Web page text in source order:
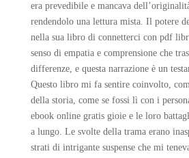
era prevedibile e mancava
rendendolo una lettura mista. Il potere
nella sua libro di connetterci con pdf
senso di empatia e comprensione che
differenze, e questa narrazione è un
Questo libro mi fa sentire coinvolto,
della storia, come se fossi lì con i
ebook online gratis gioie e le loro
a lungo. Le svolte della trama erano
strati di intrigante suspense che mi